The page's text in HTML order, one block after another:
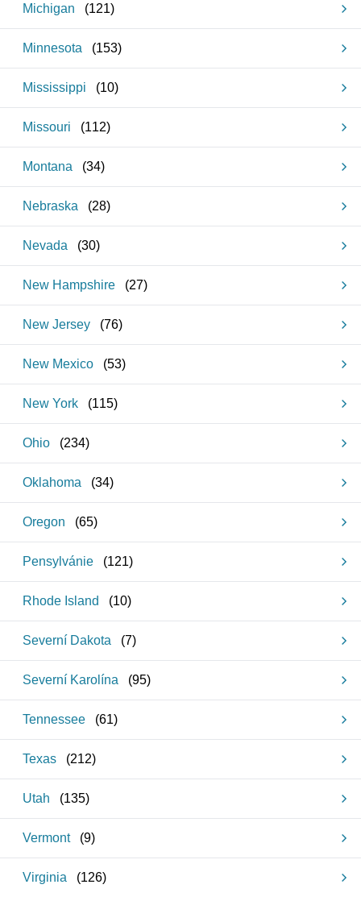
Michigan (121)
Minnesota (153)
Mississippi (10)
Missouri (112)
Montana (34)
Nebraska (28)
Nevada (30)
New Hampshire (27)
New Jersey (76)
New Mexico (53)
New York (115)
Ohio (234)
Oklahoma (34)
Oregon (65)
Pensylvánie (121)
Rhode Island (10)
Severní Dakota (7)
Severní Karolína (95)
Tennessee (61)
Texas (212)
Utah (135)
Vermont (9)
Virginia (126)